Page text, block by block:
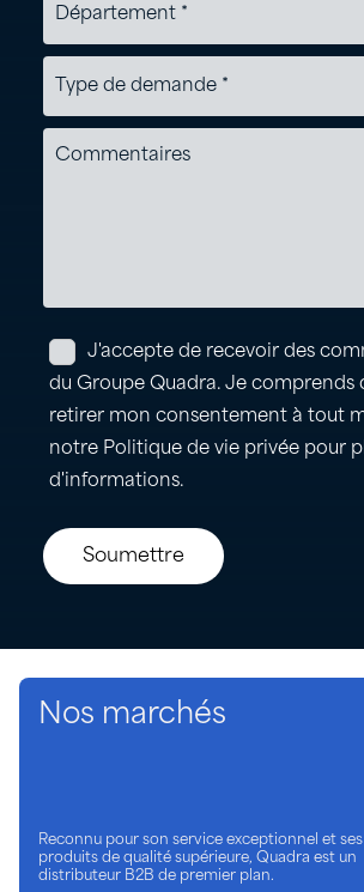
Nos marchés
Reconnu pour son service exceptionnel et ses
produits de qualité supérieure, Quadra est un
distributeur B2B de premier plan.